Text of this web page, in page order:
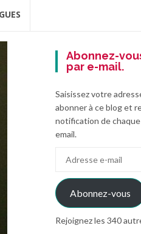
Abonnez-
par e-mail.
Saisissez votre
abonner à ce blog et
notification de
email.
mail
Abonnez-vous
Rejoignez les 340